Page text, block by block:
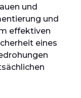
und
und
effektiven
eines